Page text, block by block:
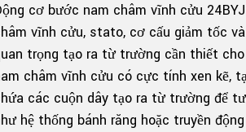
cơ bước nam châm vĩnh cửu
vĩnh cửu, stato, cơ cấu giảm tốc
trọng tạo ra từ trường cần thiết
châm vĩnh cửu có cực tính xen kẽ,
các cuộn dây tạo ra từ trường để
hệ thống bánh răng hoặc truyền